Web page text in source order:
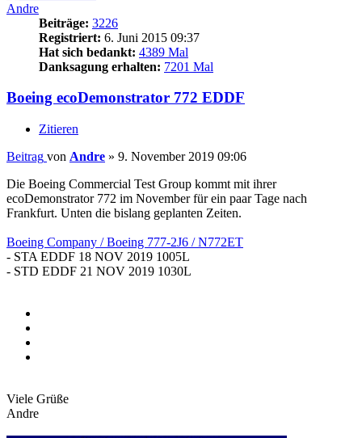
Andre
Beiträge: 3226
Registriert: 6. Juni 2015 09:37
Hat sich bedankt: 4389 Mal
Danksagung erhalten: 7201 Mal
Boeing ecoDemonstrator 772 EDDF
Zitieren
Beitrag von Andre » 9. November 2019 09:06
Die Boeing Commercial Test Group kommt mit ihrer
ecoDemonstrator 772 im November für ein paar Tage nach
Frankfurt. Unten die bislang geplanten Zeiten.
Boeing Company / Boeing 777-2J6 / N772ET
- STA EDDF 18 NOV 2019 1005L
- STD EDDF 21 NOV 2019 1030L
Viele Grüße
Andre